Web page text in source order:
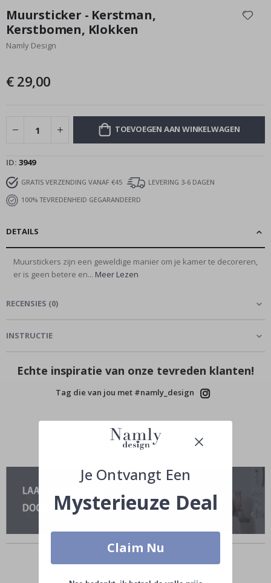
het
begin
van
gallerij
Muursticker - Kerstman,
Kerstbomen, Klokken
Namly Design
€ 29,00
TOEVOEGEN AAN WINKELWAGEN
ID 3949
GRATIS VERZENDING VANAF €45
LEVERING 3-6 DAGEN
100% TEVREDENHEID GEGARANDEERD
DETAILS
Muurstickers zijn een geweldige manier om je kamer te decoreren,
er is geen betere en... Meer Lezen
RECENSIES (0)
INSTRUCTIE
Echte inspiratie van onze tevreden klanten!
Tag die van jou met #namly_design
Vergelijkbare producten
Je Ontvangt Een
Mysterieuze Deal
Claim Nu